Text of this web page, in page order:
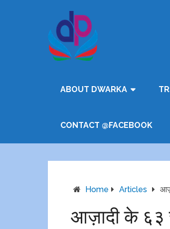
ABOUT DWARKA
CONTACT @FACEBOOK
Home Articles
आज़ादी के ६३